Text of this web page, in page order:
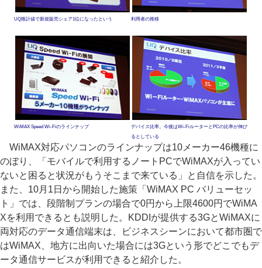
UQ推計値で新規販売シェア1位になったという 利用者の推移
WiMAX Speed Wi-Fiのラインナップ
デバイス比率。今後はWi-FiルーターとPCの比率が伸び
るとしている
WiMAX対応パソコンのラインナップは10メーカー46機種に
のぼり、「モバイルで利用するノートPCでWiMAXが入ってい
ないと困ると状況がもうそこまで来ている」と自信を示した。
また、10月1日から開始した施策「WiMAX PC バリューセッ
ト」では、段階制プランの場合で0円から上限4600円でWiMA
Xを利用できるとも説明した。KDDIが提供する3GとWiMAXに
両対応のデータ通信端末は、ビジネスシーンにおいて都市圏で
はWiMAX、地方に出向いた場合には3Gという形でどこでもデ
ータ通信サービスが利用できると紹介した。